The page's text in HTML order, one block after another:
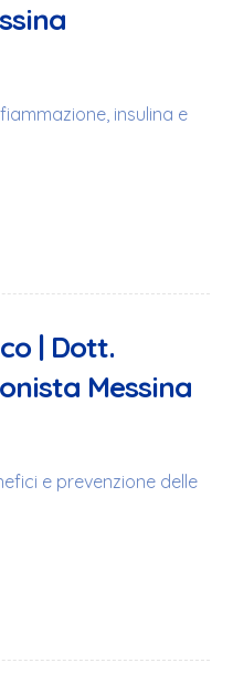
insulina e
| Dott.
Messina
e prevenzione delle